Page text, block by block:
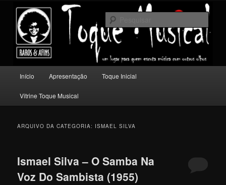
conteúdo
principal
conteúdo
secundário
Toque Musical
Um lugar para quem escuta música com outros olhos.
principal
Início Apresentação Toque Inicial
Vitrine Toque Musical
ARQUIVO DA CATEGORIA: ISMAEL SILVA
Ismael Silva – O Samba Na
Voz Do Sambista (1955)